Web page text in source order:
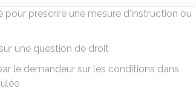
pour prescrire une mesure d'instruction ou
une question de droit
le demandeur sur les conditions dans